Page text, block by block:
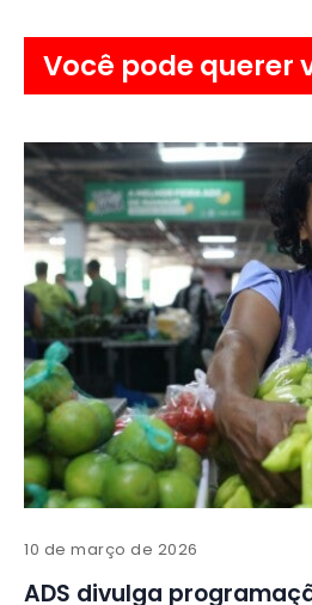
Você pode querer
10 de março de 2026
ADS divulga